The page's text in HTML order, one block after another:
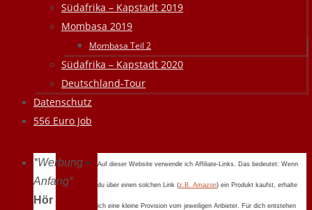
Südafrika – Kapstadt 2019
Mombasa 2019
Mombasa Teil 2
Südafrika – Kapstadt 2020
Deutschland-Tour
Datenschutz
556 Euro Job
*Werbung
Anfang*
Hör
Auf dieser Website verwende ich Affiliate-Links. Das bedeutet: Wenn
du über einen solchen Link (z.B. Amazon) ein Produkt kaufst, erhalte
ich eine kleine Provision vom jeweiligen Anbieter. Für dich entstehen